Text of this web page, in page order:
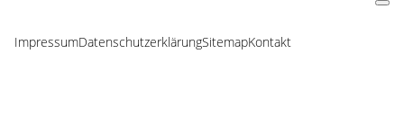
Navigation
ImpressumDatenschutzerklärungSitemapKontakt